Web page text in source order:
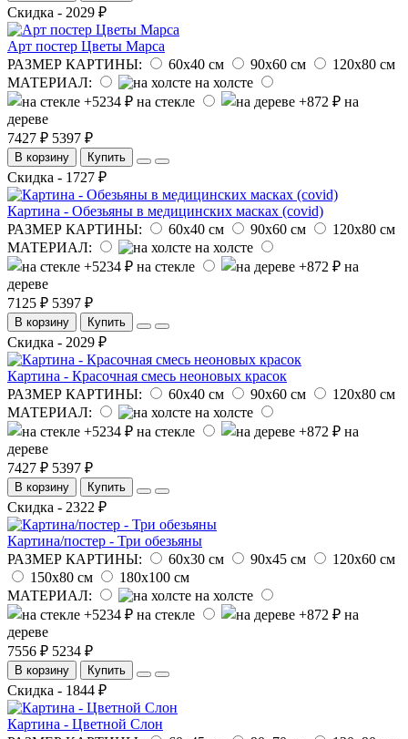
Скидка - 2029 ₽
Арт постер Цветы Марса
РАЗМЕР КАРТИНЫ:
60х40 см 90х60 см
120х80 см
МАТЕРИАЛ:
на холсте
на стекле
на
дереве
7427 ₽ 5397 ₽
В корзину Купить
Скидка - 1727 ₽
Картина - Обезьяны в медицинских масках (covid)
РАЗМЕР КАРТИНЫ:
60х40 см 90х60 см
120х80 см
МАТЕРИАЛ:
на холсте
на стекле
на
дереве
7125 ₽ 5397 ₽
В корзину Купить
Скидка - 2029 ₽
Картина - Красочная смесь неоновых красок
РАЗМЕР КАРТИНЫ:
60х40 см 90х60 см
120х80 см
МАТЕРИАЛ:
на холсте
на стекле
на
дереве
7427 ₽ 5397 ₽
В корзину Купить
Скидка - 2322 ₽
Картина/постер - Три обезьяны
РАЗМЕР КАРТИНЫ:
60х30 см 90х45 см
120х60 см
150х80 см
180х100 см
МАТЕРИАЛ:
на холсте
на стекле
на
дереве
7556 ₽ 5234 ₽
В корзину Купить
Скидка - 1844 ₽
Картина - Цветной Слон